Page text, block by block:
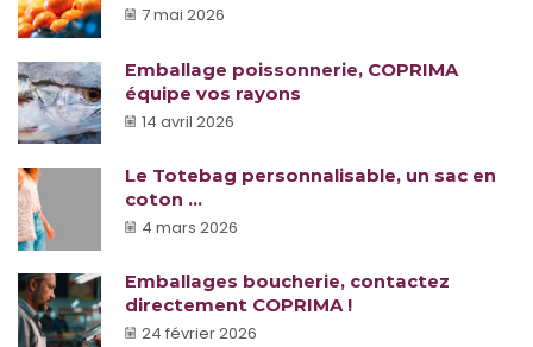
7 mai 2026
Emballage poissonnerie, COPRIMA
équipe vos rayons
14 avril 2026
Le Totebag personnalisable, un sac en
coton ...
4 mars 2026
Emballages boucherie, contactez
directement COPRIMA !
24 février 2026